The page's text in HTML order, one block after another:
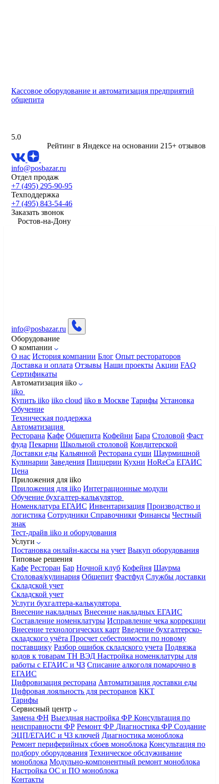
Кассовое оборудование и автоматизация предприятий
общепита
5.0
Рейтинг в Яндексе на основании 215+ отзывов
info@posbazar.ru
Отдел продаж
+7 (495) 295-90-95
Техподдержка
+7 (495) 843-54-46
Заказать звонок
​Ростов-на-Дону
info@posbazar.ru
Оборудование
О компании
О нас История компании Блог Опыт рестораторов
Доставка и оплата Отзывы Наши проекты Акции FAQ
Сертификаты
Автоматизация iiko
iiko
Купить iiko iiko cloud iiko в Москве Тарифы Установка
Обучение
Техническая поддержка
Автоматизация
Ресторана Кафе Общепита Кофейни Бара Столовой Фаст
фуда Пекарни Школьной столовой Кондитерской
Доставки еды Кальянной Ресторана суши Шаурмишной
Кулинарии Заведения Пиццерии Кухни HoReCa ЕГАИС
Цена
Приложения для iiko
Приложения для iiko Интеграционные модули
Обучение бухгалтер-калькулятор
Номенклатура ЕГАИС Инвентаризация Производство и
логистика Сотрудники Справочники Финансы Честный
знак
Тест-драйв iiko и оборудования
Услуги
Постановка онлайн-кассы на учет Выкуп оборудования
Типовые решения
Кафе Ресторан Бар Ночной клуб Кофейня Шаурма
Столовая/кулинария Общепит Фастфуд Службы доставки
Складской учет
Складской учет
Услуги бухгалтера-калькулятора
Внесение накладных Внесение накладных ЕГАИС
Составление номенклатуры Исправление чека коррекции
Внесение технологических карт Введение бухгалтерско-
складского учёта Просчет себестоимости по новому
поставщику Разбор ошибок складского учета Подвязка
кодов к товарам ТН ВЭД Настройка номенклатуры для
работы с ЕГАИС и ЧЗ Списание алкоголя помарочно в
ЕГАИС
Цифровизация ресторана Автоматизация доставки еды
Цифровая лояльность для ресторанов ККТ
Тарифы
Сервисный центр
Замена ФН Выездная настройка ФР Консультация по
неисправности ФР Ремонт ФР Диагностика ФР Создание
ЭЦП/ЕГАИС и ЧЗ ключей Диагностика моноблока
Ремонт периферийных сбоев моноблока Консультация по
подбору оборудования Техническое обслуживание
моноблока Модульно-компонентный ремонт моноблока
Настройка ОС и ПО моноблока
Контакты